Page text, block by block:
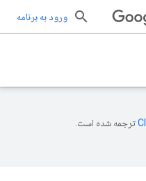
ورود به برنامه
ترجمه شده است.